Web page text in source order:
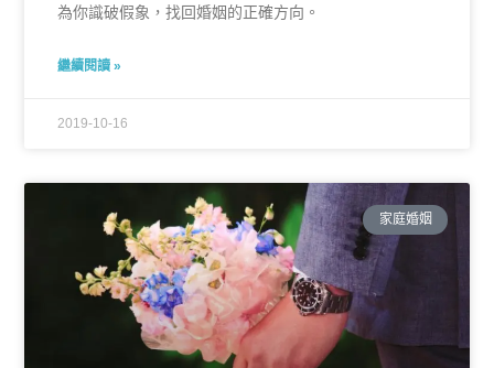
為你識破假象，找回婚姻的正確方向。
繼續閱讀 »
2019-10-16
家庭婚姻